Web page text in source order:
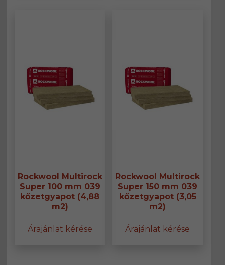
Rockwool Multirock
Super 100 mm 039
kőzetgyapot (4,88
m2)
Árajánlat kérése
Rockwool Multirock
Super 150 mm 039
kőzetgyapot (3,05
m2)
Árajánlat kérése